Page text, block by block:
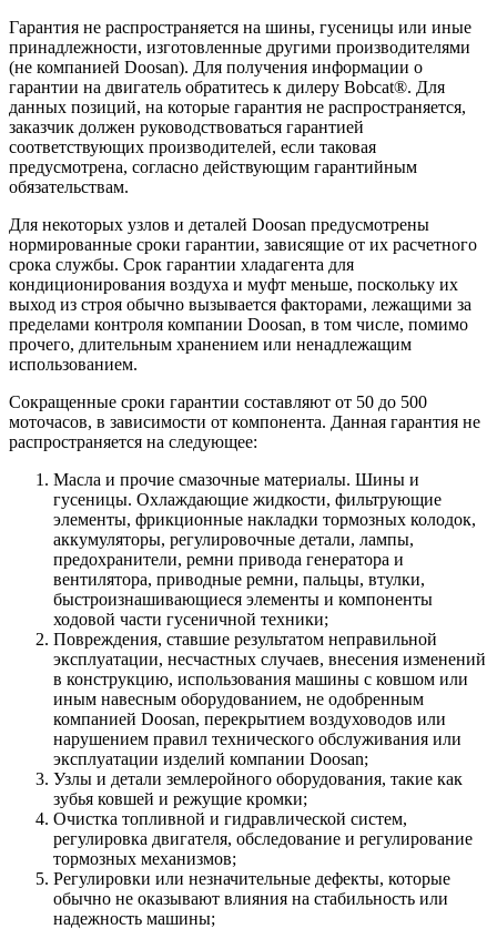
Гарантия не распространяется на шины, гусеницы или иные
принадлежности, изготовленные другими производителями
(не компанией Doosan). Для получения информации о
гарантии на двигатель обратитесь к дилеру Bobcat®. Для
данных позиций, на которые гарантия не распространяется,
заказчик должен руководствоваться гарантией
соответствующих производителей, если таковая
предусмотрена, согласно действующим гарантийным
обязательствам.
Для некоторых узлов и деталей Doosan предусмотрены
нормированные сроки гарантии, зависящие от их расчетного
срока службы. Срок гарантии хладагента для
кондиционирования воздуха и муфт меньше, поскольку их
выход из строя обычно вызывается факторами, лежащими за
пределами контроля компании Doosan, в том числе, помимо
прочего, длительным хранением или ненадлежащим
использованием.
Сокращенные сроки гарантии составляют от 50 до 500
моточасов, в зависимости от компонента. Данная гарантия не
распространяется на следующее:
Масла и прочие смазочные материалы. Шины и
гусеницы. Охлаждающие жидкости, фильтрующие
элементы, фрикционные накладки тормозных колодок,
аккумуляторы, регулировочные детали, лампы,
предохранители, ремни привода генератора и
вентилятора, приводные ремни, пальцы, втулки,
быстроизнашивающиеся элементы и компоненты
ходовой части гусеничной техники;
Повреждения, ставшие результатом неправильной
эксплуатации, несчастных случаев, внесения изменений
в конструкцию, использования машины с ковшом или
иным навесным оборудованием, не одобренным
компанией Doosan, перекрытием воздуховодов или
нарушением правил технического обслуживания или
эксплуатации изделий компании Doosan;
Узлы и детали землеройного оборудования, такие как
зубья ковшей и режущие кромки;
Очистка топливной и гидравлической систем,
регулировка двигателя, обследование и регулирование
тормозных механизмов;
Регулировки или незначительные дефекты, которые
обычно не оказывают влияния на стабильность или
надежность машины;